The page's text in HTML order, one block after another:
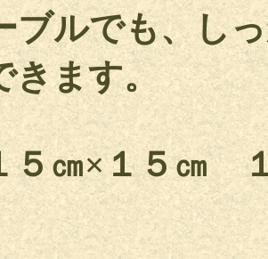
ブルでも、し
きます。
×１５㎝ １